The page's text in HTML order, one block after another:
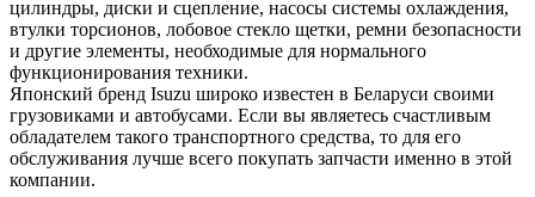
цилиндры, диски и сцепление, насосы системы охлаждения,
втулки торсионов, лобовое стекло щетки, ремни безопасности
и другие элементы, необходимые для нормального
функционирования техники.
Японский бренд Isuzu широко известен в Беларуси своими
грузовиками и автобусами. Если вы являетесь счастливым
обладателем такого транспортного средства, то для его
обслуживания лучше всего покупать запчасти именно в этой
компании.